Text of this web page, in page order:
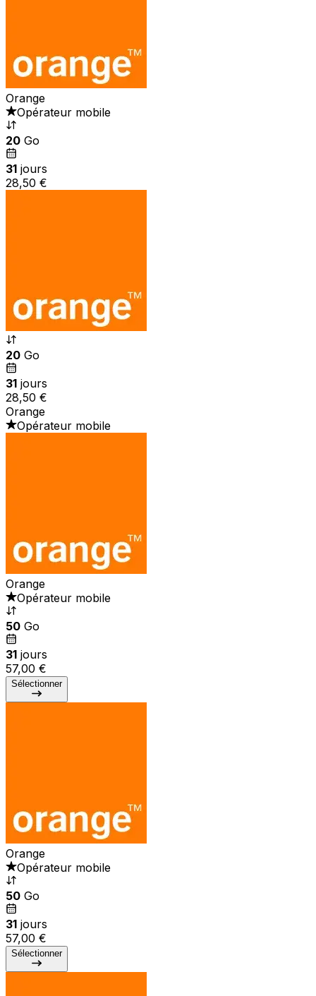
Orange
Opérateur mobile
20 Go
31 jours
28,50 €
20 Go
31 jours
28,50 €
Orange
Opérateur mobile
Orange
Opérateur mobile
50 Go
31 jours
57,00 €
Sélectionner
Orange
Opérateur mobile
50 Go
31 jours
57,00 €
Sélectionner